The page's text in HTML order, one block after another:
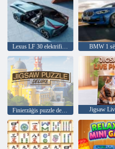
Lexus LF 30 elektrificēts BMW 1
Jigsaw